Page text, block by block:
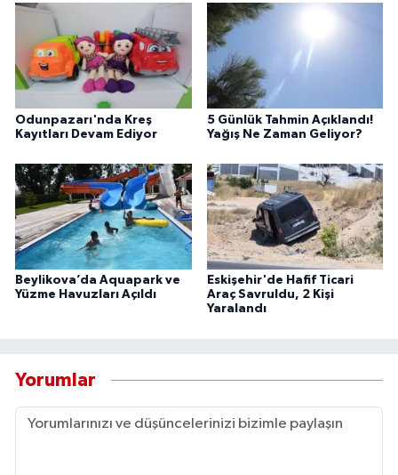
Odunpazarı'nda Kreş
Kayıtları Devam Ediyor
5 Günlük Tahmin Açıklandı!
Yağış Ne Zaman Geliyor?
Beylikova’da Aquapark ve
Yüzme Havuzları Açıldı
Eskişehir'de Hafif Ticari
Araç Savruldu, 2 Kişi
Yaralandı
Yorumlar